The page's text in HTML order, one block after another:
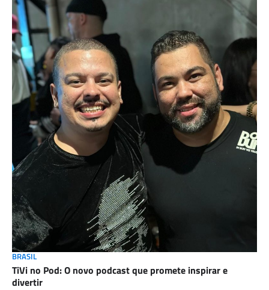
BRASIL
TiVi no Pod: O novo podcast que promete inspirar e
divertir